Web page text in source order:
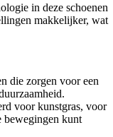
in deze schoenen
makkelijker, wat
die zorgen voor een
voor kunstgras, voor
bewegingen kunt